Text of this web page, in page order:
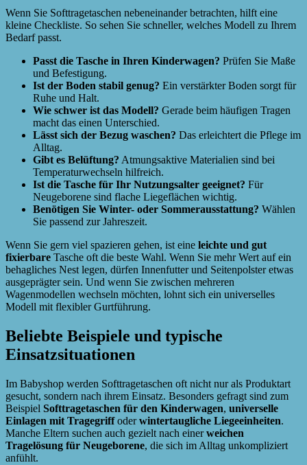
Wenn Sie Softtragetaschen nebeneinander betrachten, hilft eine
kleine Checkliste. So sehen Sie schneller, welches Modell zu Ihrem
Bedarf passt.
Passt die Tasche in Ihren Kinderwagen? Prüfen Sie Maße
und Befestigung.
Ist der Boden stabil genug? Ein verstärkter Boden sorgt für
Ruhe und Halt.
Wie schwer ist das Modell? Gerade beim häufigen Tragen
macht das einen Unterschied.
Lässt sich der Bezug waschen? Das erleichtert die Pflege im
Alltag.
Gibt es Belüftung? Atmungsaktive Materialien sind bei
Temperaturwechseln hilfreich.
Ist die Tasche für Ihr Nutzungsalter geeignet? Für
Neugeborene sind flache Liegeflächen wichtig.
Benötigen Sie Winter- oder Sommerausstattung? Wählen
Sie passend zur Jahreszeit.
Wenn Sie gern viel spazieren gehen, ist eine leichte und gut
fixierbare Tasche oft die beste Wahl. Wenn Sie mehr Wert auf ein
behagliches Nest legen, dürfen Innenfutter und Seitenpolster etwas
ausgeprägter sein. Und wenn Sie zwischen mehreren
Wagenmodellen wechseln möchten, lohnt sich ein universelles
Modell mit flexibler Gurtführung.
Beliebte Beispiele und typische
Einsatzsituationen
Im Babyshop werden Softtragetaschen oft nicht nur als Produktart
gesucht, sondern nach ihrem Einsatz. Besonders gefragt sind zum
Beispiel Softtragetaschen für den Kinderwagen, universelle
Einlagen mit Tragegriffoderwintertaugliche Liegeeinheiten.
Manche Eltern suchen auch gezielt nach einerweichen
Tragelösung für Neugeborene, die sich im Alltag unkompliziert
anfühlt.